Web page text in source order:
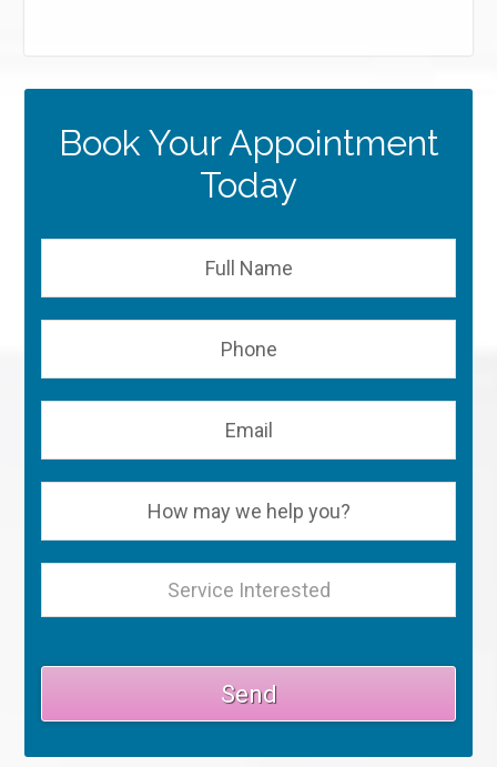
Book Your Appointment
Today